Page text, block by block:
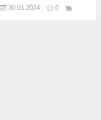
Gazete’de yayımlanan
30.01.2024 0